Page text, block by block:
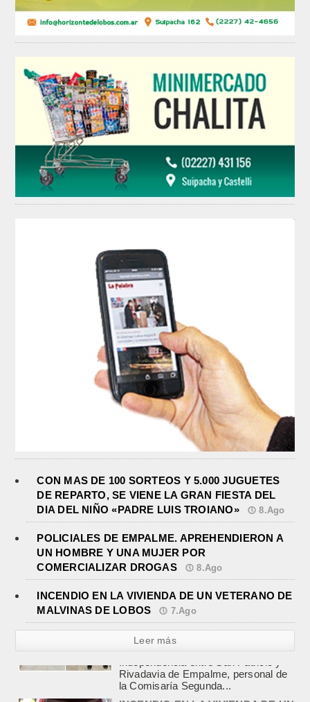
CON MAS DE 100 SORTEOS Y 5.000 JUGUETES
DE REPARTO, SE VIENE LA GRAN FIESTA DEL
DIA DEL NIÑO «PADRE LUIS TROIANO»
8.Ago
POLICIALES DE EMPALME. APREHENDIERON A
UN HOMBRE Y UNA MUJER POR
COMERCIALIZAR DROGAS
8.Ago
INCENDIO EN LA VIVIENDA DE UN VETERANO DE
MALVINAS DE LOBOS
7.Ago
Leer más
INCENDIO EN LA VIVIENDA DE UN
VETERANO DE MALVINAS DE
LOBOS